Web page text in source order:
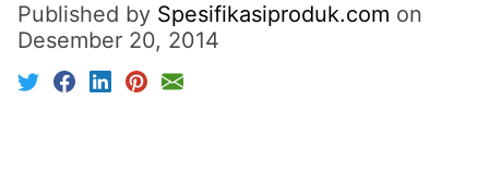
Published by Spesifikasiproduk.com on
Desember 20, 2014